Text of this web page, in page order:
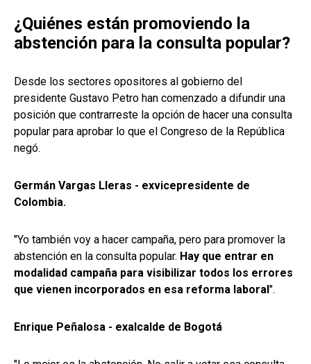
¿Quiénes están promoviendo la
abstención para la consulta popular?
Desde los sectores opositores al gobierno del
presidente Gustavo Petro han comenzado a difundir una
posición que contrarreste la opción de hacer una consulta
popular para aprobar lo que el Congreso de la República
negó.
Germán Vargas Lleras - exvicepresidente de
Colombia.
"Yo también voy a hacer campaña, pero para promover la
abstención en la consulta popular. Hay que entrar en
modalidad campaña para visibilizar todos los errores
que vienen incorporados en esa reforma laboral ".
Enrique Peñalosa - exalcalde de Bogotá